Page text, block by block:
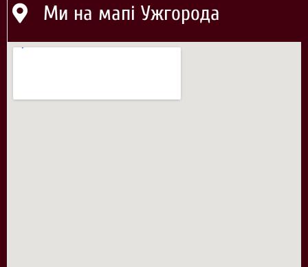
Ми на мапі Ужгорода